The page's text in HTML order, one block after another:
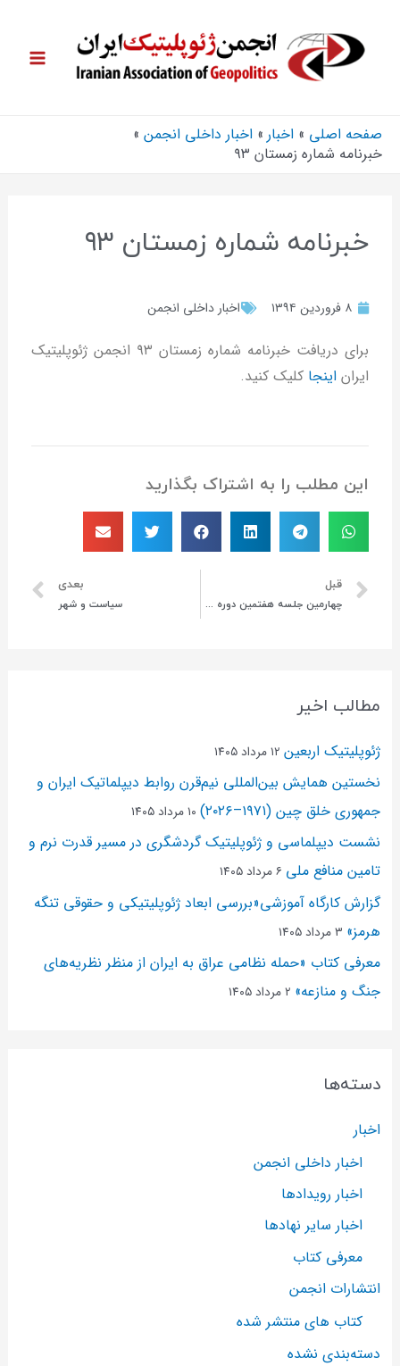
صفحه اصلی اخبار
اخبار داخلی انجمن
خبرنامه شماره زمستان ۹۳
خبرنامه شماره زمستان ۹۳
۸ فروردین ۱۳۹۴ اخبار داخلی انجمن
برای دریافت خبرنامه شماره زمستان ۹۳ انجمن ژئوپلیتیک
ایران اینجا کلیک کنید.
این مطلب را به اشتراک بگذارید
قبل
چهارمین جلسه هفتمین دوره هيات مديره انجمن ژئوپليتيک ايران
بعدی
سیاست و شهر
مطالب اخیر
ژئوپلیتیک اربعین ۱۲ مرداد ۱۴۰۵
نخستین همایش بین‌المللی نیم‌قرن روابط دیپلماتیک ایران و
جمهوری خلق چین (۱۹۷۱–۲۰۲۶)
۱۰ مرداد ۱۴۰۵
نشست دیپلماسی و ژئو‌پلیتیک گردشگری در مسیر قدرت نرم و
تامین منافع ملی ۶ مرداد ۱۴۰۵
گزارش کارگاه آموزشی«بررسی ابعاد ژئوپلیتیکی و حقوقی تنگه
هرمز» ۳ مرداد ۱۴۰۵
معرفی کتاب «حمله نظامی عراق به ایران از منظر نظریه‌های
جنگ و منازعه» ۲ مرداد ۱۴۰۵
دسته‌ها
اخبار
اخبار داخلی انجمن
اخبار رویدادها
اخبار سایر نهادها
معرفی کتاب
انتشارات انجمن
کتاب های منتشر شده
دسته‌بندی نشده